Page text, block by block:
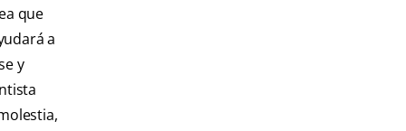
que
a
y